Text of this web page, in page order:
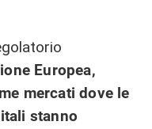
Europea,
mercati dove le
stanno